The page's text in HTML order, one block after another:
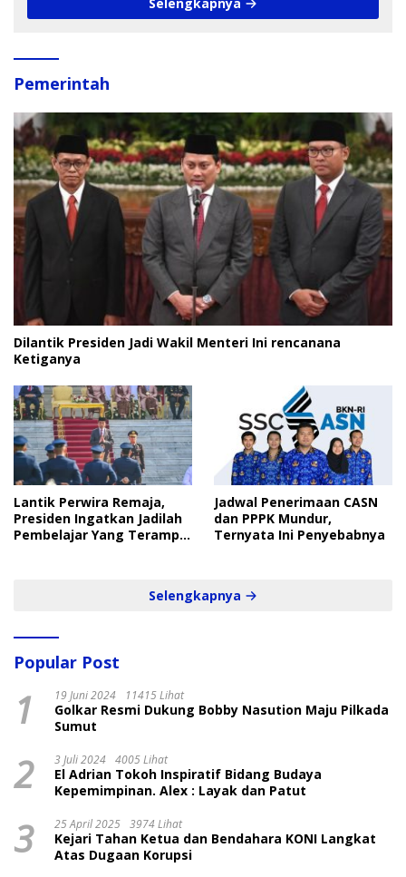
Pemerintah
Dilantik Presiden Jadi Wakil Menteri Ini rencanana
Ketiganya
Lantik Perwira Remaja,
Presiden Ingatkan Jadilah
Pembelajar Yang Terampil
Jadwal Penerimaan CASN
dan PPPK Mundur,
Ternyata Ini Penyebabnya
Selengkapnya
Popular Post
1 19 Juni 2024 11415 Lihat
Golkar Resmi Dukung Bobby Nasution Maju Pilkada
Sumut
2 3 Juli 2024 4005 Lihat
El Adrian Tokoh Inspiratif Bidang Budaya
Kepemimpinan. Alex : Layak dan Patut
3 25 April 2025 3974 Lihat
Kejari Tahan Ketua dan Bendahara KONI Langkat
Atas Dugaan Korupsi